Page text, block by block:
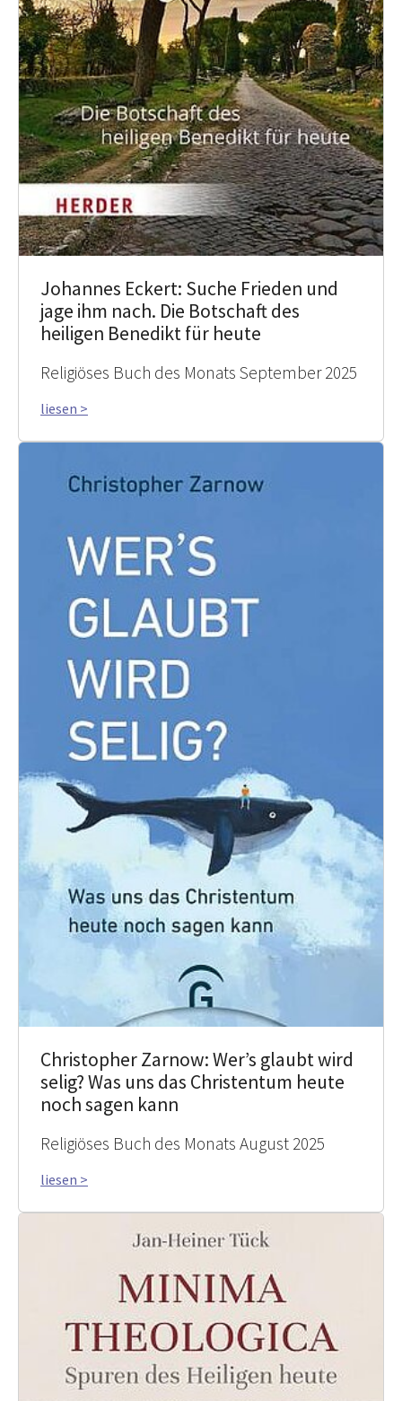
Johannes Eckert: Suche Frieden und
jage ihm nach. Die Botschaft des
heiligen Benedikt für heute
Religiöses Buch des Monats September 2025
liesen >
Christopher Zarnow: Wer’s glaubt wird
selig? Was uns das Christentum heute
noch sagen kann
Religiöses Buch des Monats August 2025
liesen >